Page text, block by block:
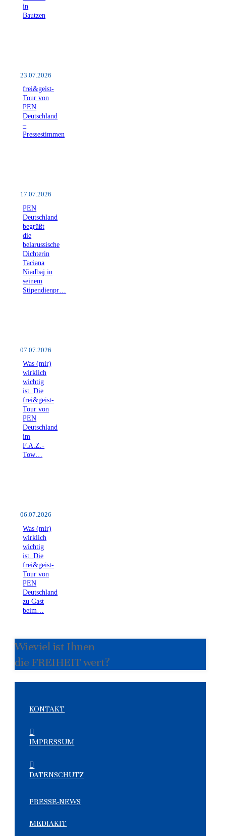
in
Bautzen
23.07.2026
frei&geist-
Tour von
PEN
Deutschland
–
Pressestimmen
17.07.2026
PEN
Deutschland
begrüßt
die
belarussische
Dichterin
Taciana
Niadbaj in
seinem
Stipendienpr…
07.07.2026
Was (mir)
wirklich
wichtig
ist. Die
frei&geist-
Tour von
PEN
Deutschland
im
F.A.Z.-
Tow…
06.07.2026
Was (mir)
wirklich
wichtig
ist. Die
frei&geist-
Tour von
PEN
Deutschland
zu Gast
beim…
Wieviel ist Ihnen
die FREIHEIT wert?
KONTAKT
IMPRESSUM
DATENSCHUTZ
PRESSE-NEWS
MEDIAKIT